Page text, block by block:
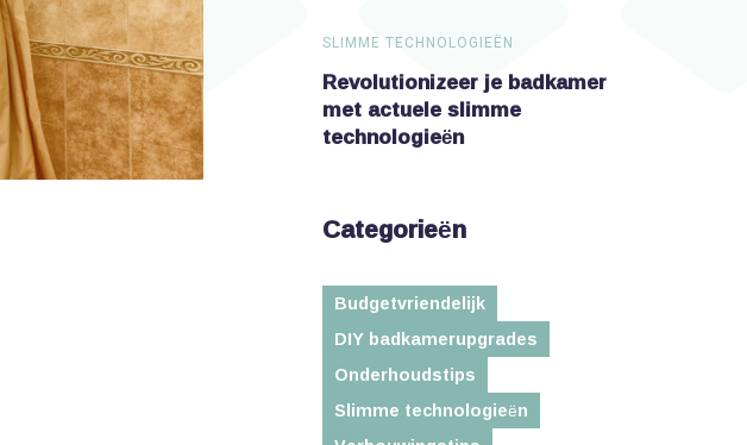
SLIMME TECHNOLOGIEËN
Revolutioneer je badkamer met
slimme technologieën
SLIMME TECHNOLOGIEËN
Revolutionizeer je badkamer
met actuele slimme
technologieën
Categorieën
Budgetvriendelijk
DIY badkamerupgrades
Onderhoudstips
Slimme technologieën